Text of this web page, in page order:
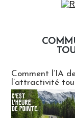
Comment l’IA
l’attractivité